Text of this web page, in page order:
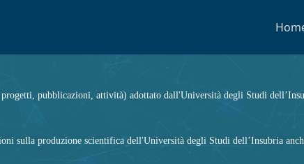
pubblicazioni, attività) adottato dall'Università degli Studi
sulla produzione scientifica dell'Università degli Studi dell’Insubria